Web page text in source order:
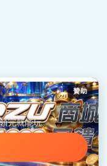
贊助
完就能玩。